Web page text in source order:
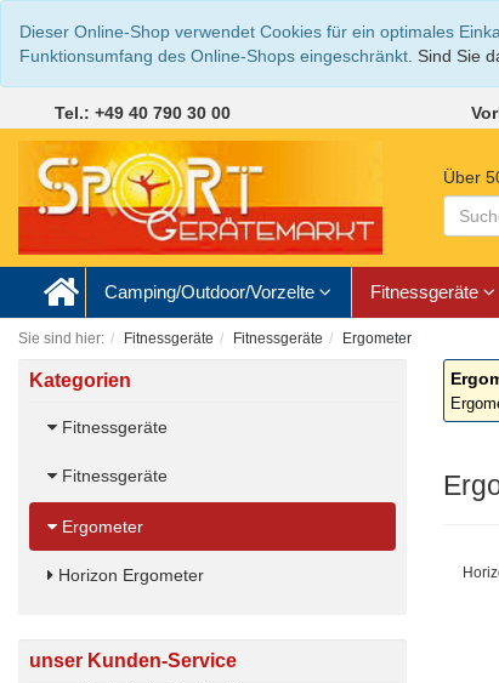
Dieser Online-Shop verwendet Cookies für ein optimales
Funktionsumfang des Online-Shops eingeschränkt. Sind Sie
Tel.: +49 40 790 30 00
Über
Camping/Outdoor/Vorzelte Fitnessgeräte
Sie sind hier: Fitnessgeräte Fitnessgeräte Ergometer
Kategorien
Fitnessgeräte
Fitnessgeräte
Ergometer
Horizon Ergometer
unser Kunden-Service